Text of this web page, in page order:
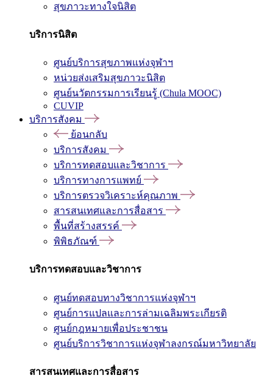
สุขภาวะทางใจนิสิต
บริการนิสิต
ศูนย์บริการสุขภาพแห่งจุฬาฯ
หน่วยส่งเสริมสุขภาวะนิสิต
ศูนย์นวัตกรรมการเรียนรู้ (Chula MOOC)
CUVIP
บริการสังคม
ย้อนกลับ
บริการสังคม
บริการทดสอบและวิชาการ
บริการทางการแพทย์
บริการตรวจวิเคราะห์คุณภาพ
สารสนเทศและการสื่อสาร
พื้นที่สร้างสรรค์
พิพิธภัณฑ์
บริการทดสอบและวิชาการ
ศูนย์ทดสอบทางวิชาการแห่งจุฬาฯ
ศูนย์การแปลและการล่ามเฉลิมพระเกียรติ
ศูนย์กฎหมายเพื่อประชาชน
ศูนย์บริการวิชาการแห่งจุฬาลงกรณ์มหาวิทยาลัย
สารสนเทศและการสื่อสาร